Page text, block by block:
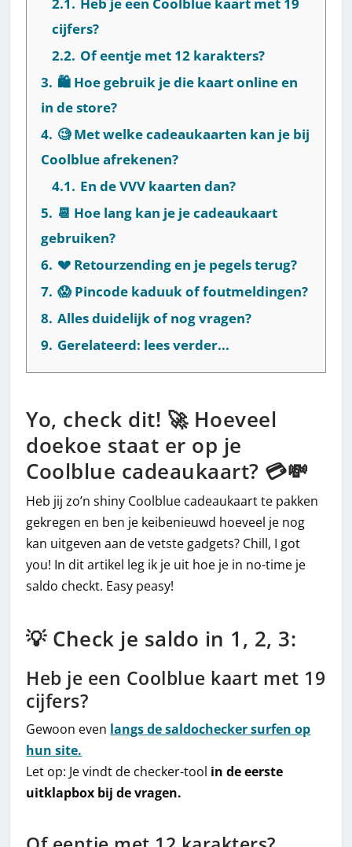
2.1. Heb je een Coolblue kaart met 19
cijfers?
2.2. Of eentje met 12 karakters?
3. 🛍 Hoe gebruik je die kaart online en
in de store?
4. 🧐 Met welke cadeaukaarten kan je bij
Coolblue afrekenen?
4.1. En de VVV kaarten dan?
5. 📆 Hoe lang kan je je cadeaukaart
gebruiken?
6. 💔 Retourzending en je pegels terug?
7. 😱 Pincode kaduuk of foutmeldingen?
8. Alles duidelijk of nog vragen?
9. Gerelateerd: lees verder...
Yo, check dit! 🚀 Hoeveel
doekoe staat er op je
Coolblue cadeaukaart? 💳💸
Heb jij zo’n shiny Coolblue cadeaukaart te pakken
gekregen en ben je keibenieuwd hoeveel je nog
kan uitgeven aan de vetste gadgets? Chill, I got
you! In dit artikel leg ik je uit hoe je in no-time je
saldo checkt. Easy peasy!
💡 Check je saldo in 1, 2, 3:
Heb je een Coolblue kaart met 19
cijfers?
Gewoon even langs de saldochecker surfen op
hun site.
Let op: Je vindt de checker-tool in de eerste
uitklapbox bij de vragen.